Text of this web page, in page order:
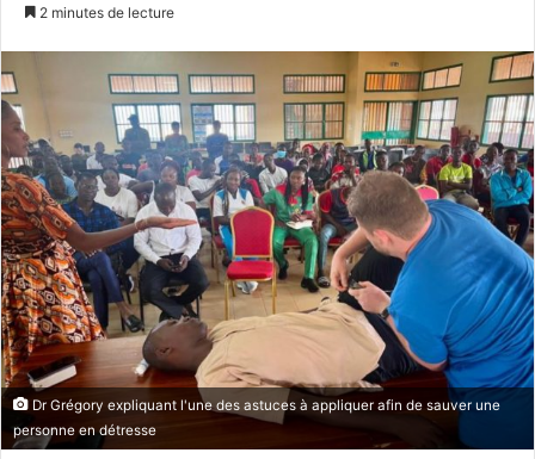
y
e
r
u
n
c
o
u
r
r
i
e
2 minutes de lecture
Dr Grégory expliquant l'une des astuces à appliquer afin de sauver une
personne en détresse